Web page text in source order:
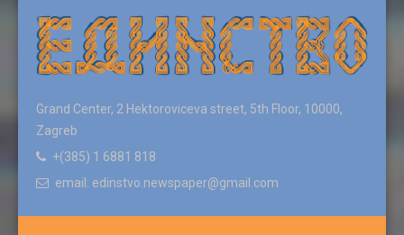
Grand Center, 2 Hektoroviceva street, 5th Floor, 10000,
Zagreb
+(385) 1 6881 818
email: edinstvo.newspaper@gmail.com